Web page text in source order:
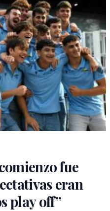
fue
eran
play off”